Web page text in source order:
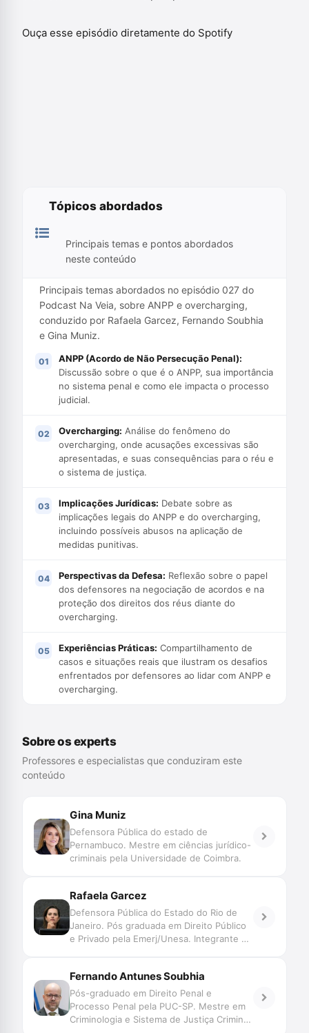
Ouça esse episódio diretamente do Spotify
Tópicos abordados
Principais temas e pontos abordados
neste conteúdo
Principais temas abordados no episódio 027 do
Podcast Na Veia, sobre ANPP e overcharging,
conduzido por Rafaela Garcez, Fernando Soubhia
e Gina Muniz.
ANPP (Acordo de Não Persecução Penal):
Discussão sobre o que é o ANPP, sua importância
no sistema penal e como ele impacta o processo
judicial.
Overcharging: Análise do fenômeno do
overcharging, onde acusações excessivas são
apresentadas, e suas consequências para o réu e
o sistema de justiça.
Implicações Jurídicas: Debate sobre as
implicações legais do ANPP e do overcharging,
incluindo possíveis abusos na aplicação de
medidas punitivas.
Perspectivas da Defesa: Reflexão sobre o papel
dos defensores na negociação de acordos e na
proteção dos direitos dos réus diante do
overcharging.
Experiências Práticas: Compartilhamento de
casos e situações reais que ilustram os desafios
enfrentados por defensores ao lidar com ANPP e
overcharging.
Sobre os experts
Professores e especialistas que conduziram este
conteúdo
Gina Muniz
Defensora Pública do estado de
Pernambuco. Mestre em ciências jurídico-
criminais pela Universidade de Coimbra.
Rafaela Garcez
Defensora Pública do Estado do Rio de
Janeiro. Pós graduada em Direito Público
e Privado pela Emerj/Unesa. Integrante do
defensoria pública e sistema penal’.
Fernando Antunes Soubhia
Pós-graduado em Direito Penal e
Processo Penal pela PUC-SP. Mestre em
Criminologia e Sistema de Justiça Criminal